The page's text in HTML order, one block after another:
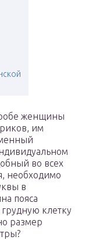
женщины
им
во всех
необходимо
в
пояса
клетку
размер